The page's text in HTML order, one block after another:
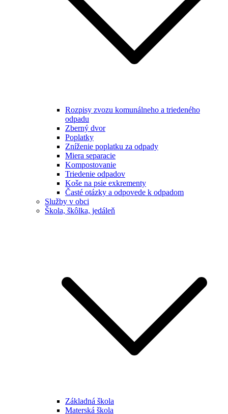
Rozpisy zvozu komunálneho a triedeného
odpadu
Zberný dvor
Poplatky
Zníženie poplatku za odpady
Miera separacie
Kompostovanie
Triedenie odpadov
Koše na psie exkrementy
Časté otázky a odpovede k odpadom
Služby v obci
Škola, škôlka, jedáleň
Základná škola
Materská škola